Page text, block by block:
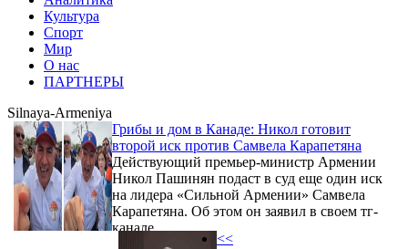
Культура
Спорт
Мир
О нас
ПАРТНЕРЫ
Silnaya-Armeniya
Грибы и дом в Канаде: Никол готовит
второй иск против Самвела Карапетяна
Действующий премьер-министр Армении
Никол Пашинян подаст в суд еще один иск
на лидера «Сильной Армении» Самвела
Карапетяна. Об этом он заявил в своем тг-
канале.
<<